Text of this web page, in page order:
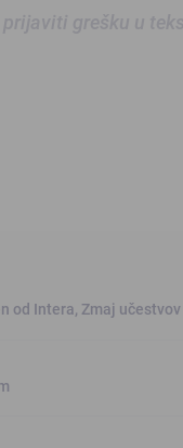
od Intera, Zmaj